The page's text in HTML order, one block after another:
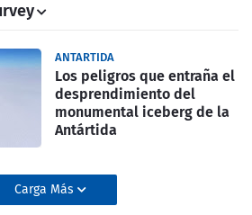
ANTARTIDA
Los peligros que entraña el
desprendimiento del
monumental iceberg de la
Antártida
Carga Más